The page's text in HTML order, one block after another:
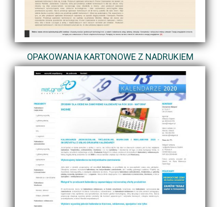
OPAKOWANIA KARTONOWE Z NADRUKIEM